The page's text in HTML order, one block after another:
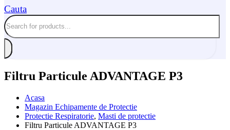
Cauta
Filtru Particule ADVANTAGE P3
Acasa
Magazin Echipamente de Protectie
Protectie Respiratorie, Masti de protectie
Filtru Particule ADVANTAGE P3